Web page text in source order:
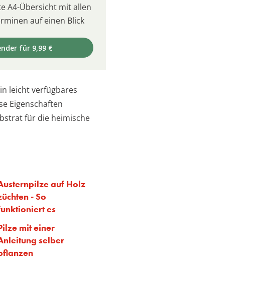
A4-Übersicht mit allen
auf einen Blick
für 9,99 €
leicht verfügbares
Eigenschaften
für die heimische
auf Holz
- So
es
mit einer
selber